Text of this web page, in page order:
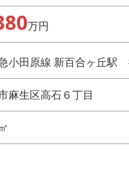
万円
小田原線 新百合ヶ丘駅
麻生区高石６丁目